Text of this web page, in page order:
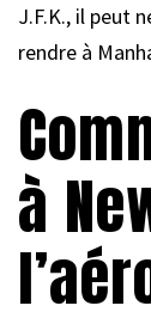
J.F.K., il peut
rendre à
à